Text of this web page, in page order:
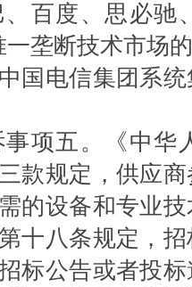
百度、思必驰
一垄断技术市场
国电信集团系
项五。《中华
款规定，供应
的设备和专业
十八条规定，
标公告或者投